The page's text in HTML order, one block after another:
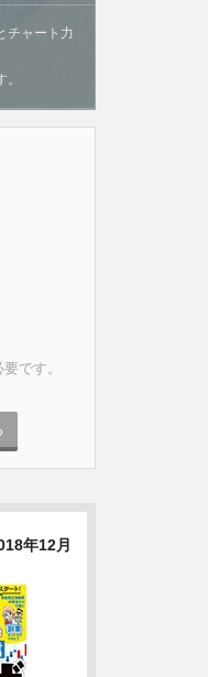
チャート力
です。
年12月